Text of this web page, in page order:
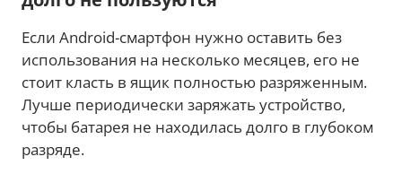
Если Android-смартфон нужно оставить без
использования на несколько месяцев, его не
стоит класть в ящик полностью разряженным.
Лучше периодически заряжать устройство,
чтобы батарея не находилась долго в глубоком
разряде.